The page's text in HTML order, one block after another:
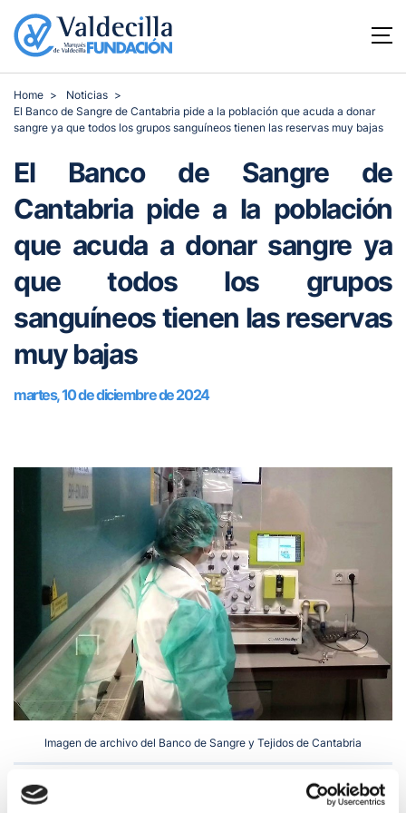
Home
Noticias
El Banco de Sangre de Cantabria pide a la población que acuda a donar
sangre ya que todos los grupos sanguíneos tienen las reservas muy bajas
El Banco de Sangre de
Cantabria pide a la población
que acuda a donar sangre ya
que todos los grupos
sanguíneos tienen las reservas
muy bajas
martes, 10 de diciembre de 2024
Imagen de archivo del Banco de Sangre y Tejidos de Cantabria
Los donantes pueden acercase tanto a la unidad móvil